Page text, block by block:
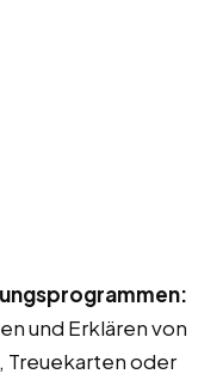
und Erklären von
Treuekarten oder